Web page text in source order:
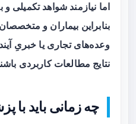
اما نیازمند شواهد تکمیلی
بنابراین بیماران و
وعده‌های تجاری یا خبریِ
نتایج مطالعات کاربردی
چه زمانی باید